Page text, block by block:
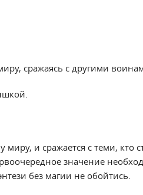
сражаясь с другими
и сражается с теми, кто
значение
без магии не обойтись.